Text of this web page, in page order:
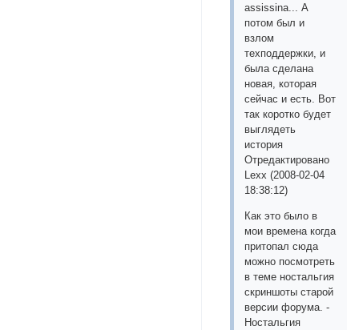
assissinа... А
потом был и
взлом
техподдержки, и
была сделана
новая, которая
сейчас и есть. Вот
так коротко будет
выглядеть
история
Отредактировано
Lexx (2008-02-04
18:38:12)
Как это было в
мои времена когда
притопал сюда
можно посмотреть
в теме ностальгия
скриншоты старой
версии форума. -
Ностальгия